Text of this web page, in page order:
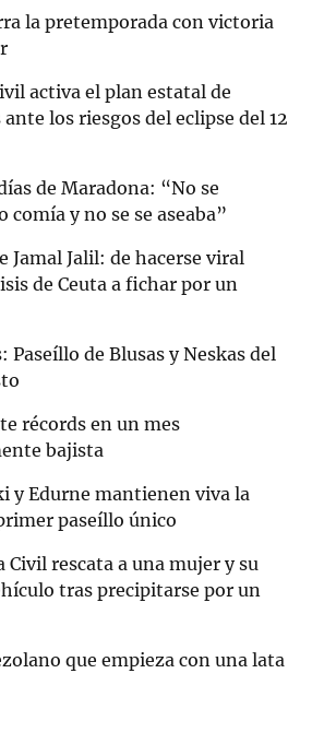
la pretemporada con victoria
activa el plan estatal de
los riesgos del eclipse del 12
de Maradona: “No se
comía y no se se aseaba”
Jamal Jalil: de hacerse viral
de Ceuta a fichar por un
Paseíllo de Blusas y Neskas del
récords en un mes
bajista
y Edurne mantienen viva la
paseíllo único
Civil rescata a una mujer y su
tras precipitarse por un
que empieza con una lata